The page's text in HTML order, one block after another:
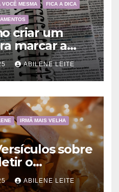
VOCÊ MESMA FICA A DICA
criar um
marcar a
ABILENE LEITE
IRMÃ MAIS VELHA
sobre
o
Jesus
ABILENE LEITE